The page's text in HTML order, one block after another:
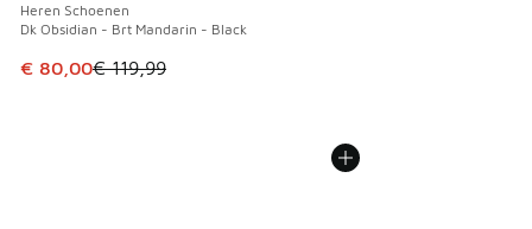
Heren Schoenen
Dk Obsidian - Brt Mandarin - Black
Dit artikel is in de uitverkoop. Dit artikel is in de
€ 80,00€ 119,99